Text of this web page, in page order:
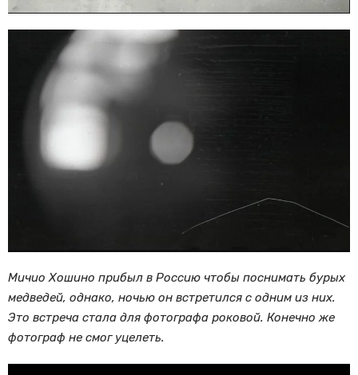
Мичио Хошино прибыл в Россию чтобы поснимать бурых
медведей, однако, ночью он встретился с одним из них.
Это встреча стала для фотографа роковой. Конечно же
фотограф не смог уцелеть.